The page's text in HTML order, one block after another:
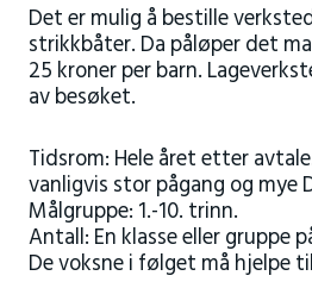
Det er mulig å bestille
strikkbåter. Da påløper det
25 kroner per barn.
av besøket.
Tidsrom: Hele året etter
vanligvis stor pågang og mye
Målgruppe: 1.-10. trinn.
Antall: En klasse eller gruppe
De voksne i følget må hjelpe